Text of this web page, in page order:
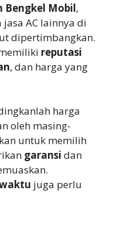
Bengkel Mobil,
AC lainnya di
dipertimbangkan.
reputasi
, dan harga yang
harga
oleh masing-
untuk memilih
garansi dan
juga perlu